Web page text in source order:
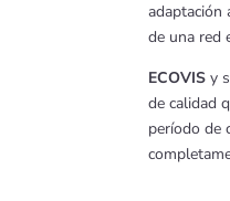
adaptación
de una red
ECOVIS y
de calidad
período de